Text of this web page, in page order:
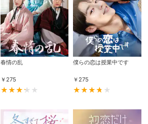
春情の乱
￥275
僕らの恋は授業中です
￥275